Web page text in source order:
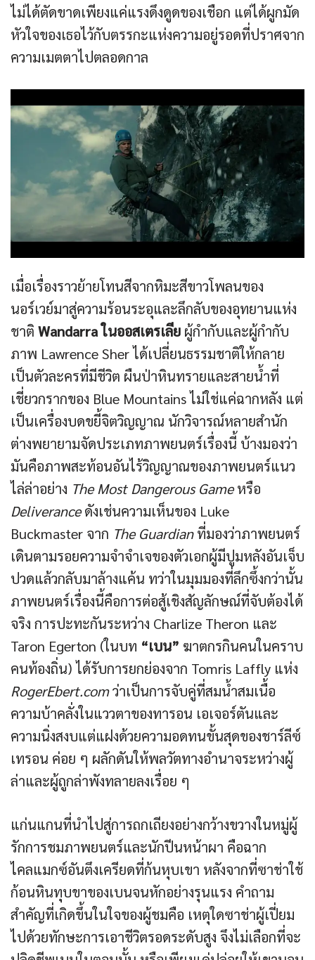
ไม่ได้ตัดขาดเพียงแค่แรงดึงดูดของเชือก แต่ได้ผูกมัด
หัวใจของเธอไว้กับตรรกะแห่งความอยู่รอดที่ปราศจาก
ความเมตตาไปตลอดกาล
เมื่อเรื่องราวย้ายโทนสีจากหิมะสีขาวโพลนของ
นอร์เวย์มาสู่ความร้อนระอุและลึกลับของอุทยานแห่ง
ชาติ Wandarra ในออสเตรเลีย ผู้กำกับและผู้กำกับ
ภาพ Lawrence Sher ได้เปลี่ยนธรรมชาติให้กลาย
เป็นตัวละครที่มีชีวิต ผืนป่าหินทรายและสายน้ำที่
เชี่ยวกรากของ Blue Mountains ไม่ใช่แค่ฉากหลัง แต่
เป็นเครื่องบดขยี้จิตวิญญาณ นักวิจารณ์หลายสำนัก
ต่างพยายามจัดประเภทภาพยนตร์เรื่องนี้ บ้างมองว่า
มันคือภาพสะท้อนอันไร้วิญญาณของภาพยนตร์แนว
ไล่ล่าอย่าง The Most Dangerous Gameหรือ
Deliveranceดังเช่นความเห็นของ Luke
Buckmaster จาก The Guardianที่มองว่าภาพยนตร์
เดินตามรอยความจำจำเจของตัวเอกผู้มีปูมหลังอันเจ็บ
ปวดแล้วกลับมาล้างแค้น ทว่าในมุมมองที่ลึกซึ้งกว่านั้น
ภาพยนตร์เรื่องนี้คือการต่อสู้เชิงสัญลักษณ์ที่จับต้องได้
จริง การปะทะกันระหว่าง Charlize Theron และ
Taron Egerton (ในบท “เบน” ฆาตกรกินคนในคราบ
คนท้องถิ่น) ได้รับการยกย่องจาก Tomris Laffly แห่ง
RogerEbert.comว่าเป็นการจับคู่ที่สมน้ำสมเนื้อ
ความบ้าคลั่งในแววตาของทารอน เอเจอร์ตันและ
ความนิ่งสงบแต่แฝงด้วยความอดทนขั้นสุดของชาร์ลีซ์
เทรอน ค่อย ๆ ผลักดันให้พลวัตทางอำนาจระหว่างผู้
ล่าและผู้ถูกล่าพังทลายลงเรื่อย ๆ
แก่นแกนที่นำไปสู่การถกเถียงอย่างกว้างขวางในหมู่ผู้
รักการชมภาพยนตร์และนักปีนหน้าผา คือฉาก
ไคลแมกซ์อันตึงเครียดที่ก้นหุบเขา หลังจากที่ซาช่าใช้
ก้อนหินทุบขาของเบนจนหักอย่างรุนแรง คำถาม
สำคัญที่เกิดขึ้นในใจของผู้ชมคือ เหตุใดซาช่าผู้เปี่ยม
ไปด้วยทักษะการเอาชีวิตรอดระดับสูง จึงไม่เลือกที่จะ